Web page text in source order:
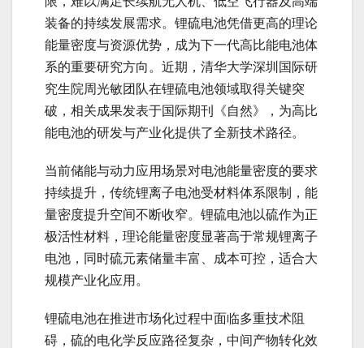
装备的持续发展需求。锂硫电池凭借更高的理论
能量密度与资源优势，成为下一代高比能电池体
系的重要研究方向。近期，清华大学深圳国际研
究生院周光敏团队在锂硫电池领域取得关键突
破，相关成果发表于国际期刊《自然》，为高比
能电池的研发与产业化提供了全新技术路径。
当前储能与动力应用场景对电池能量密度的要求
持续提升，传统锂离子电池受材料体系限制，能
量密度提升空间不断收窄。锂硫电池以硫作为正
极活性材料，理论能量密度显著高于常规锂离子
电池，同时硫元素储量丰富、成本可控，适合大
规模产业化应用。
锂硫电池在推进市场化过程中面临多重技术阻
碍，硫的电化学反应路径复杂，中间产物转化效